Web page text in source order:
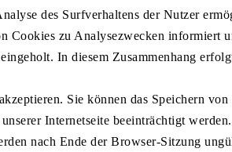
des Surfverhaltens der Nutzer
Cookies zu Analysezwecken informiert
In diesem Zusammenhang
Sie können das Speichern
Internetseite beeinträchtigt werden.
nach Ende der Browser-Sitzung